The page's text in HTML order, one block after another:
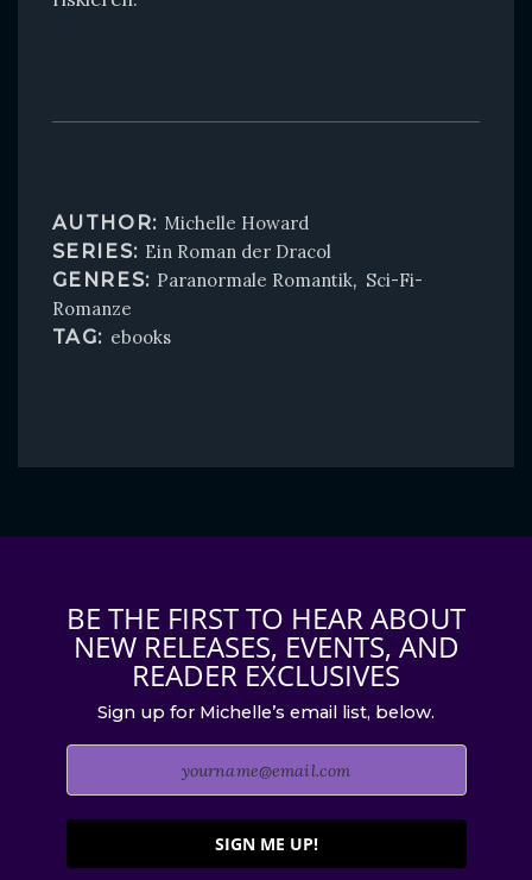
AUTHOR: Michelle Howard
SERIES: Ein Roman der Dracol
GENRES: Paranormale Romantik, Sci-Fi-
Romanze
TAG: ebooks
BE THE FIRST TO HEAR ABOUT
NEW RELEASES, EVENTS, AND
READER EXCLUSIVES
Sign up for Michelle’s email list, below.
SIGN ME UP!